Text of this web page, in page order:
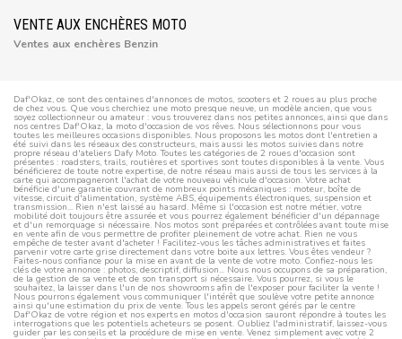
VENTE AUX ENCHÈRES MOTO
Ventes aux enchères Benzin
Daf'Okaz, ce sont des centaines d'annonces de motos, scooters et 2 roues au plus proche
de chez vous. Que vous cherchiez une moto presque neuve, un modèle ancien, que vous
soyez collectionneur ou amateur : vous trouverez dans nos petites annonces, ainsi que dans
nos centres Daf'Okaz, la moto d'occasion de vos rêves. Nous sélectionnons pour vous
toutes les meilleures occasions disponibles. Nous proposons les motos dont l'entretien a
été suivi dans les réseaux des constructeurs, mais aussi les motos suivies dans notre
propre réseau d'ateliers Dafy Moto. Toutes les catégories de 2 roues d'occasion sont
présentes : roadsters, trails, routières et sportives sont toutes disponibles à la vente. Vous
bénéficierez de toute notre expertise, de notre réseau mais aussi de tous les services à la
carte qui accompagneront l'achat de votre nouveau véhicule d'occasion. Votre achat
bénéficie d'une garantie couvrant de nombreux points mécaniques : moteur, boîte de
vitesse, circuit d'alimentation, système ABS, équipements électroniques, suspension et
transmission... Rien n'est laissé au hasard. Même si l'occasion est notre métier, votre
mobilité doit toujours être assurée et vous pourrez également bénéficier d'un dépannage
et d'un remorquage si nécessaire. Nos motos sont préparées et contrôlées avant toute mise
en vente afin de vous permettre de profiter pleinement de votre achat. Rien ne vous
empêche de tester avant d'acheter ! Facilitez-vous les tâches administratives et faites
parvenir votre carte grise directement dans votre boite aux lettres. Vous êtes vendeur ?
Faites-nous confiance pour la mise en avant de la vente de votre moto. Confiez-nous les
clés de votre annonce : photos, descriptif, diffusion... Nous nous occupons de sa préparation,
de la gestion de sa vente et de son transport si nécessaire. Vous pourrez, si vous le
souhaitez, la laisser dans l'un de nos showrooms afin de l'exposer pour faciliter la vente !
Nous pourrons également vous communiquer l'intérêt que soulève votre petite annonce
ainsi qu'une estimation du prix de vente. Tous les appels seront gérés par le centre
Daf'Okaz de votre région et nos experts en motos d'occasion sauront répondre à toutes les
interrogations que les potentiels acheteurs se posent. Oubliez l'administratif, laissez-vous
guider par les conseils et la procédure de mise en vente. Venez simplement avec votre 2